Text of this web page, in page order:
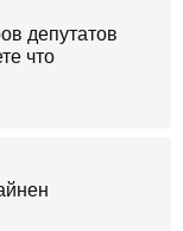
депутатов
что